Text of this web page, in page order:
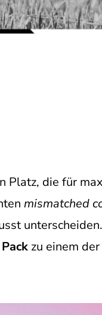
Platz, die für
mismatched
zu einem